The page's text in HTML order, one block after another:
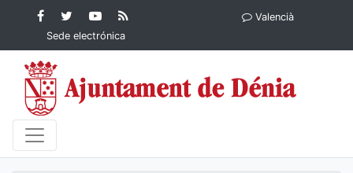
Contenido principalFacebook
Ayuntamiento de
Dénia
Ayuntamiento
de Dénia
YouTube
Ayuntamiento
de Dénia
Ayuntamiento
Sede electrónica
Valencià